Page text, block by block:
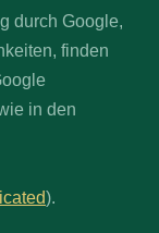
durch Google,
finden
in den
).